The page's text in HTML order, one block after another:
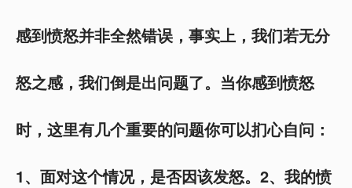
感到愤怒并非全然错误，事实上，我们若无分
怒之感，我们倒是出问题了。当你感到愤怒
时，这里有几个重要的问题你可以扪心自问：
1、面对这个情况，是否因该发怒。2、我的愤